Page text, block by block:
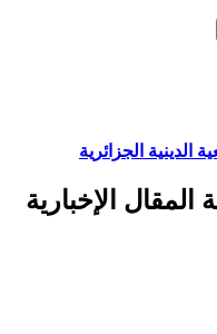
الدينية الجزائرية
الإخبارية